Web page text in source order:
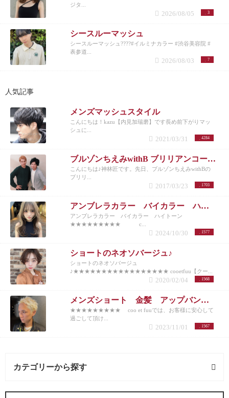
ジタ...
3
2026/08/05
シースルーマッシュ
シースルーマッシュ????#イルミナカラー #渋谷美容院 #
表参道...
7
2026/08/03
人気記事
メンズマッシュスタイル
こんにちは！kazu【内見加瑞磨】です長め前下がりマッ
シュに...
4284
2021/03/31
ブルゾンちえみwithB ブリリアンコージ君♪
こんにちは♪神林匠です。先日、ブルゾンちえみwithBの
ブリリ...
1703
2017/03/23
アンブレラカラー バイカラー ハイトーン
アンブレラカラー バイカラー ハイトーン
★★★★★★★★★ c...
1577
2024/10/30
ショートのネオソバージュ♪
ショートのネオソバージュ
♪★★★★★★★★★★★★★★★★★ cooetfuu【クー...
1568
2020/02/04
メンズショート 金髪 アップバング 10代20代30代40代50代
★★★★★★★★★ coo et fuuでは、お客様に安心して
過ごして頂け...
1567
2023/11/01
カテゴリーから探す
ヘアメイク (1記事)